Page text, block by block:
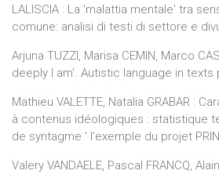
LALISCIA : La 'malattia mentale' tra
comune: analisi di testi di settore e
Arjuna TUZZI, Marisa CEMIN, Marco
deeply I am'. Autistic language in texts
Mathieu VALETTE, Natalia GRABAR :
à contenus idéologiques : statistique
de syntagme ' l'exemple du projet
Valery VANDAELE, Pascal FRANCQ,